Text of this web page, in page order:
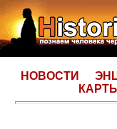
НОВОСТИ
КАРТЫ